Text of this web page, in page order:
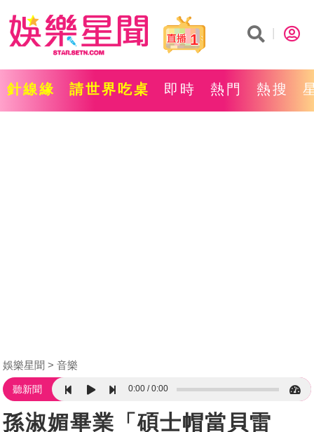
1
針線緣 請世界吃桌 即時 熱門 熱搜
娛樂星聞 音樂
聽新聞 0:00 0:00
孫淑媚畢業「碩士帽當貝雷